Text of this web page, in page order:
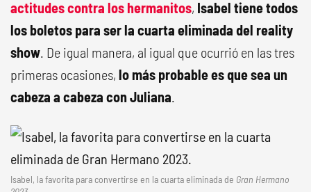
actitudes contra los hermanitos, Isabel tiene todos
los boletos para ser la cuarta eliminada del reality
show. De igual manera, al igual que ocurrió en las tres
primeras ocasiones, lo más probable es que sea un
cabeza a cabeza con Juliana.
Isabel, la favorita para convertirse en la cuarta eliminada de Gran Hermano